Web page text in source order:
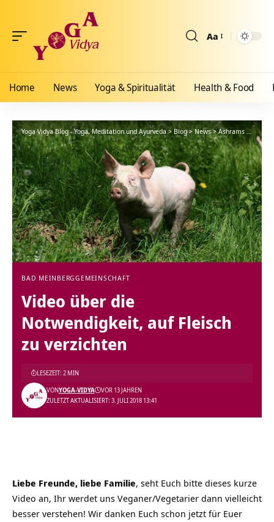
Aa
Home News Yoga & Spiritualität Health & Food
Yoga Vidya Blog - Yoga, Meditation und Ayurveda>Blog>News>Ashrams Bad
BAD MEINBERGGEMEINSCHAFT
Video über die
Notwendigkeit, auf Fleisch
zu verzichten
ZULETZT AKTUALISIERT: 3. JULI 2018 13:41
VONYOGA-VIDYA VOR 13 JAHREN
LESEZEIT: 2 MIN
Liebe Freunde, liebe Familie, seht Euch bitte dieses kurze
Video an, Ihr werdet uns Veganer/Vegetarier dann vielleicht
besser verstehen! Wir danken Euch schon jetzt für Euer